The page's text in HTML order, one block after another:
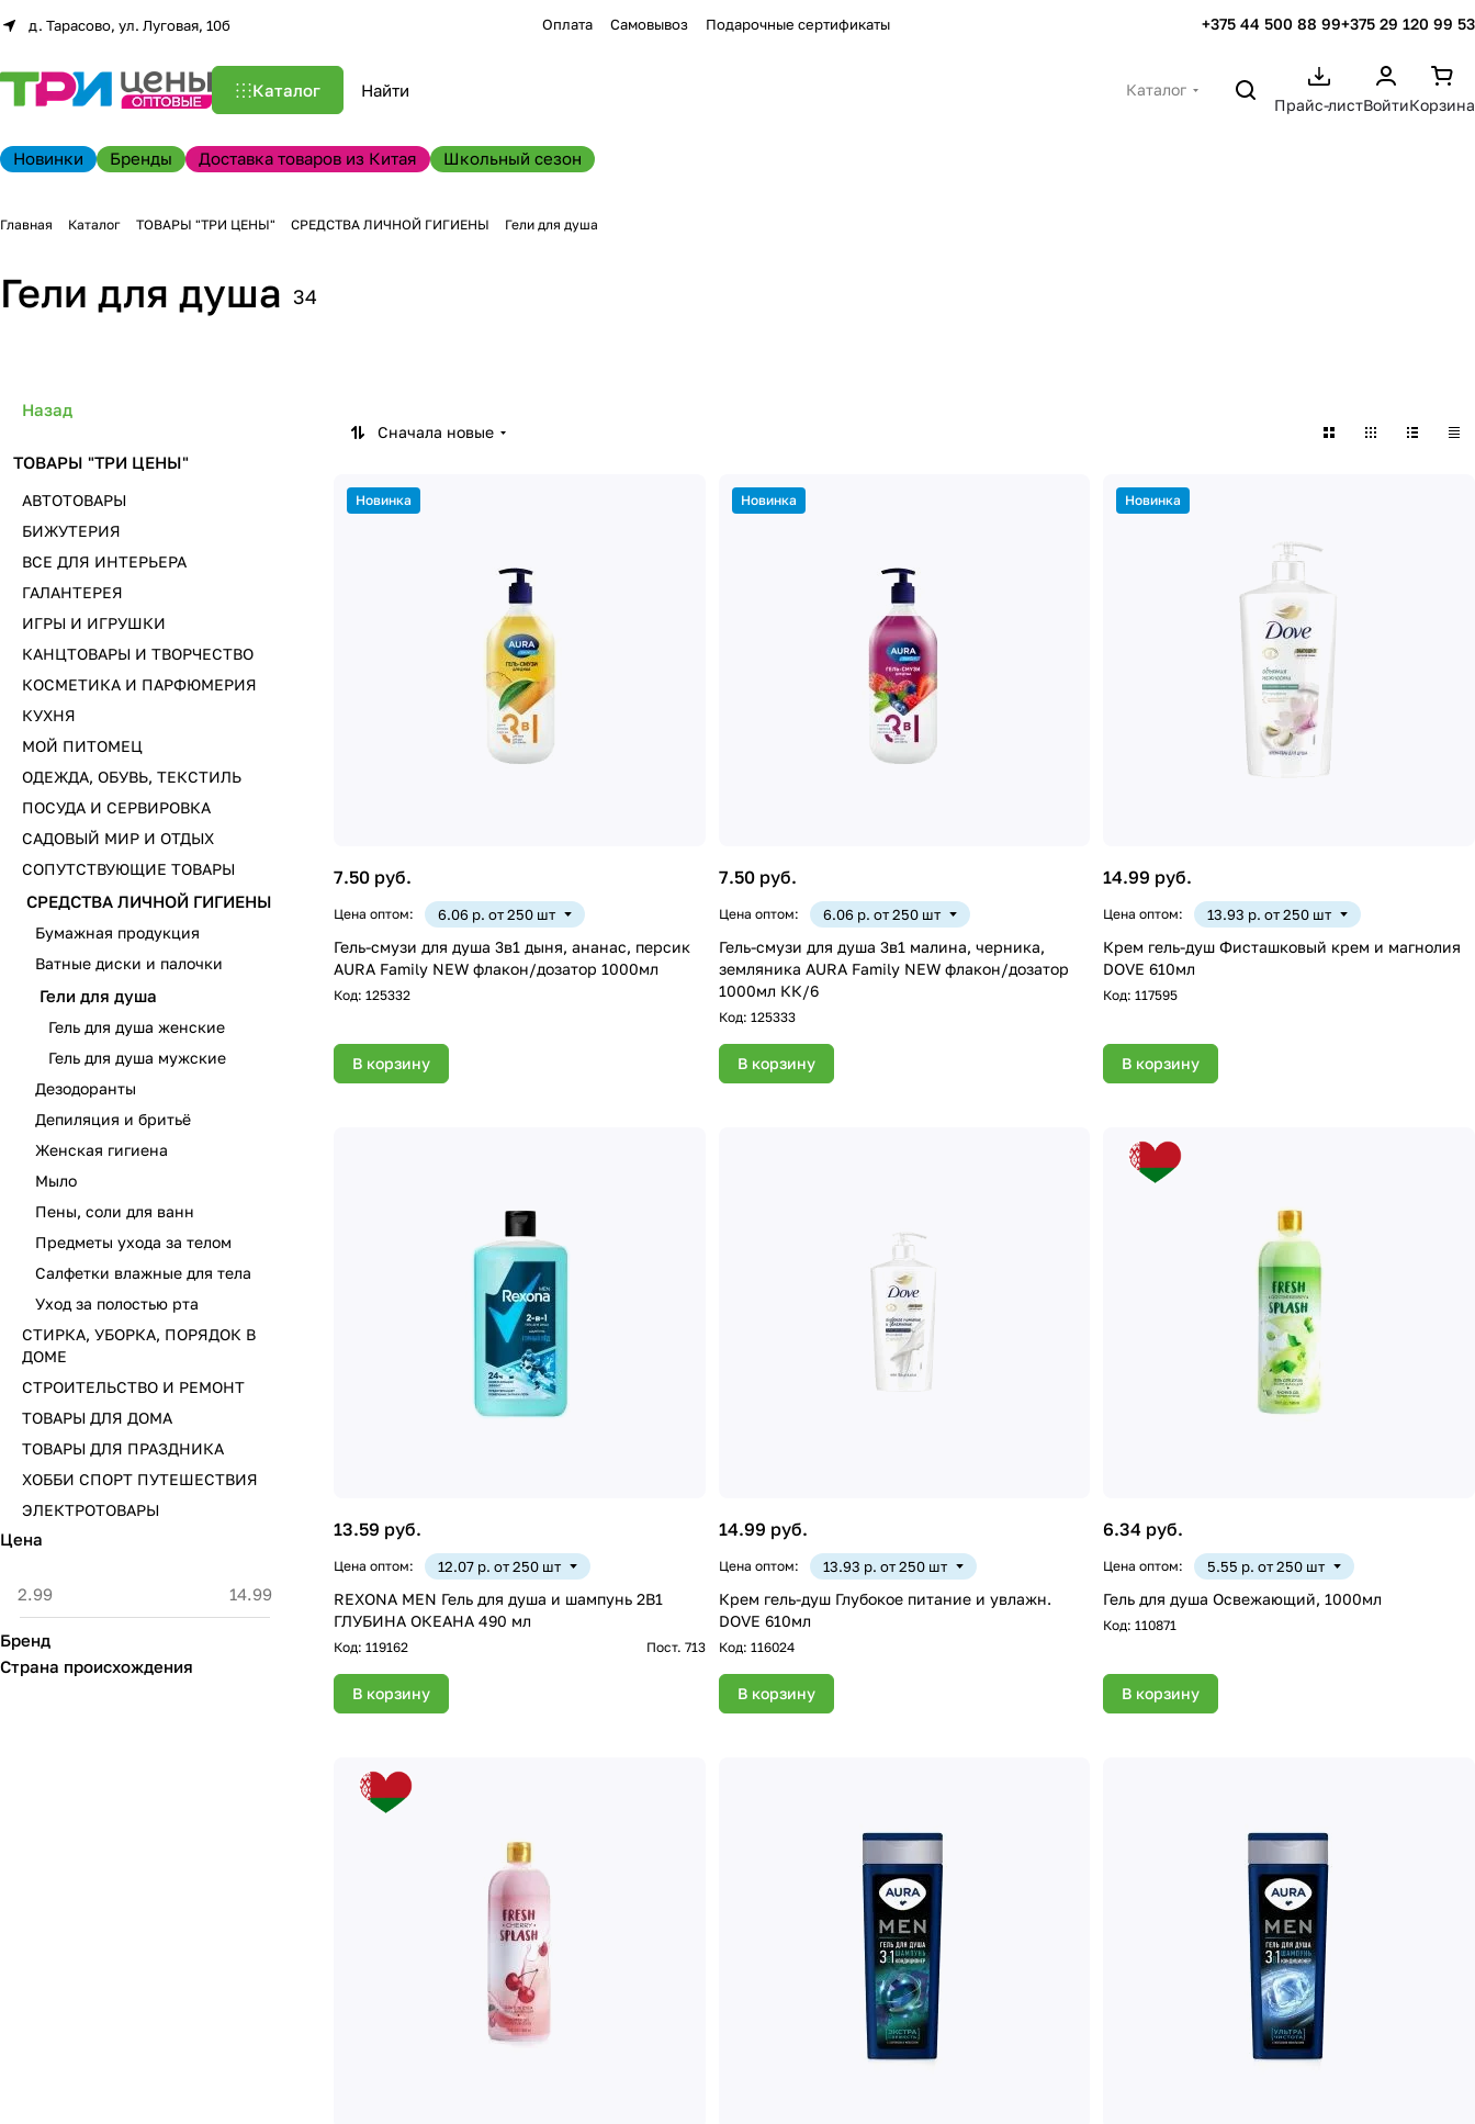
д. Тарасово, ул. Луговая, 10б Оплата Самовывоз Подарочные сертификаты +375 44 500 88 99+375 29 120 99 53
Каталог
Каталог
Прайс-листВойтиКорзина
Новинки Бренды Доставка товаров из Китая Школьный сезон
Главная Каталог ТОВАРЫ "ТРИ ЦЕНЫ" СРЕДСТВА ЛИЧНОЙ ГИГИЕНЫ Гели для душа
Гели для душа 34
Сначала новые
Новинка
7.50 руб.
Цена оптом: 6.06 р. от 250 шт
Гель-смузи для душа 3в1 дыня, ананас, персик
AURA Family NEW флакон/дозатор 1000мл
Код: 125332
В корзину
Новинка
7.50 руб.
Цена оптом: 6.06 р. от 250 шт
Гель-смузи для душа 3в1 малина, черника,
земляника AURA Family NEW флакон/дозатор
1000мл КК/6
Код: 125333
В корзину
Новинка
14.99 руб.
Цена оптом: 13.93 р. от 250 шт
Крем гель-душ Фисташковый крем и магнолия
DOVE 610мл
Код:117595
В корзину
13.59 руб.
Цена оптом: 12.07 р. от 250 шт
REXONA MEN Гель для душа и шампунь 2В1
ГЛУБИНА ОКЕАНА 490 мл
Код: 119162 Пост. 713
В корзину
14.99 руб.
Цена оптом: 13.93 р. от 250 шт
Крем гель-душ Глубокое питание и увлажн.
DOVE 610мл
Код: 116024
В корзину
6.34 руб.
Цена оптом: 5.55 р. от 250 шт
Гель для душа Освежающий, 1000мл
Код:110871
В корзину
Назад
ТОВАРЫ "ТРИ ЦЕНЫ"
АВТОТОВАРЫ
БИЖУТЕРИЯ
ВСЕ ДЛЯ ИНТЕРЬЕРА
ГАЛАНТЕРЕЯ
ИГРЫ И ИГРУШКИ
КАНЦТОВАРЫ И ТВОРЧЕСТВО
КОСМЕТИКА И ПАРФЮМЕРИЯ
КУХНЯ
МОЙ ПИТОМЕЦ
ОДЕЖДА, ОБУВЬ, ТЕКСТИЛЬ
ПОСУДА И СЕРВИРОВКА
САДОВЫЙ МИР И ОТДЫХ
СОПУТСТВУЮЩИЕ ТОВАРЫ
СРЕДСТВА ЛИЧНОЙ ГИГИЕНЫ
Бумажная продукция
Ватные диски и палочки
Гели для душа
Гель для душа женские
Гель для душа мужские
Дезодоранты
Депиляция и бритьё
Женская гигиена
Мыло
Пены, соли для ванн
Предметы ухода за телом
Салфетки влажные для тела
Уход за полостью рта
СТИРКА, УБОРКА, ПОРЯДОК В
ДОМЕ
СТРОИТЕЛЬСТВО И РЕМОНТ
ТОВАРЫ ДЛЯ ДОМА
ТОВАРЫ ДЛЯ ПРАЗДНИКА
ХОББИ СПОРТ ПУТЕШЕСТВИЯ
ЭЛЕКТРОТОВАРЫ
Цена
Бренд
Страна происхождения